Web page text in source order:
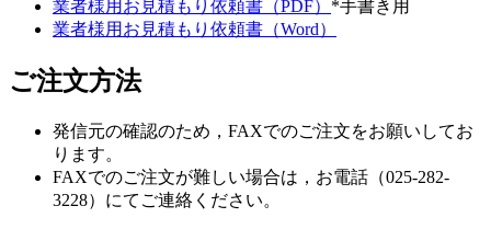
業者様用お見積もり依頼書（PDF） *手書き用
業者様用お見積もり依頼書（Word）
ご注文方法
発信元の確認のため，FAXでのご注文をお願いしてお
ります。
FAXでのご注文が難しい場合は，お電話（025-282-
3228）にてご連絡ください。